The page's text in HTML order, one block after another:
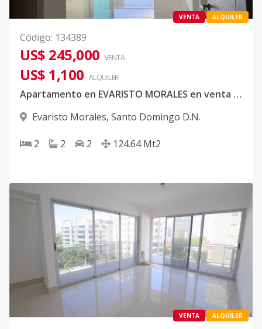
VENTA ALQUILER
Código: 134389
US$ 245,000 VENTA
US$ 1,100 ALQUILER
Apartamento en EVARISTO MORALES en venta y alquiler
Evaristo Morales, Santo Domingo D.N.
2 2 2 124.64 Mt2
VENTA ALQUILER